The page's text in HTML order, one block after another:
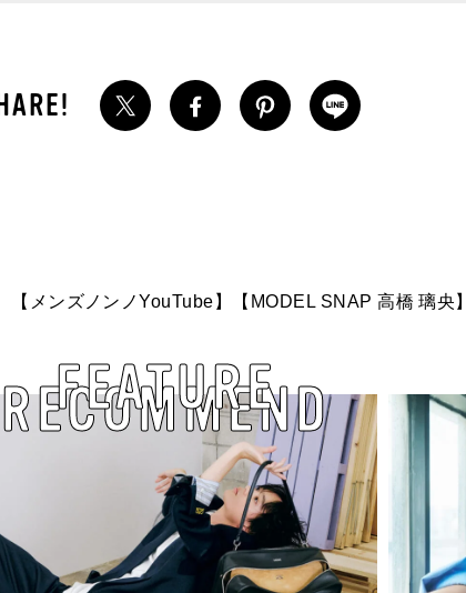
【メンズノンノYouTube】【MODEL SNAP 高橋 璃央】
RECOMMEND
FEATURE